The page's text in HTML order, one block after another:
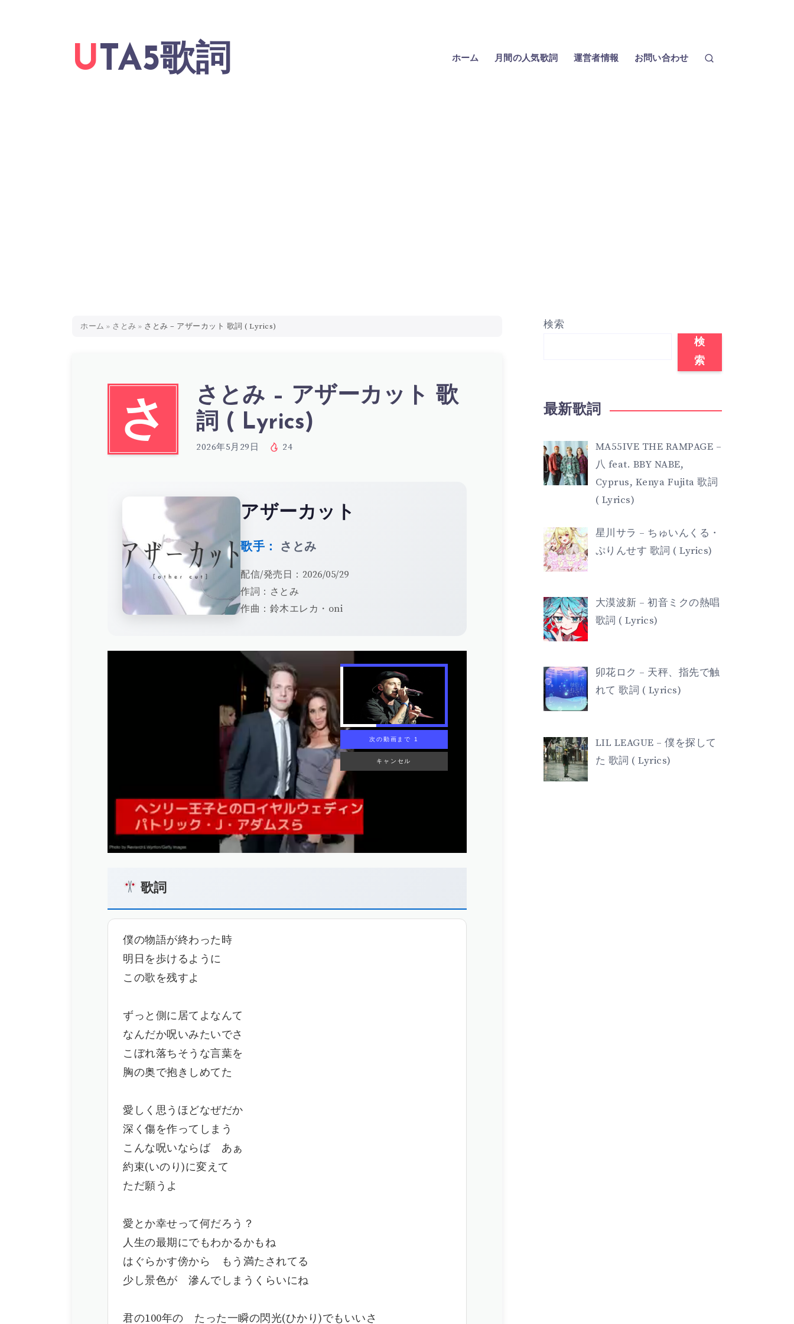
UTA5歌詞 ホーム 月間の人気歌詞 運営者情報 お問い合わせ
ホーム » さとみ » さとみ – アザーカット 歌詞 ( Lyrics)
さ
さとみ – アザーカット 歌
詞 ( Lyrics)
2026年5月29日 24
アザーカット
歌手： さとみ
配信/発売日：2026/05/29
作詞：さとみ
作曲：鈴木エレカ・oni
次の動画まで 1
キャンセル
歌詞
僕の物語が終わった時
明日を歩けるように
この歌を残すよ
ずっと側に居てよなんて
なんだか呪いみたいでさ
こぼれ落ちそうな言葉を
胸の奥で抱きしめてた
愛しく思うほどなぜだか
深く傷を作ってしまう
こんな呪いならば あぁ
約束(いのり)に変えて
ただ願うよ
愛とか幸せって何だろう？
人生の最期にでもわかるかもね
はぐらかす傍から もう満たされてる
少し景色が 滲んでしまうくらいにね
君の100年の たった一瞬の閃光(ひかり)でもいいさ
検索
検
索
最新歌詞
MA55IVE THE RAMPAGE –
八 feat. BBY NABE,
Cyprus, Kenya Fujita 歌詞
( Lyrics)
星川サラ – ちゅいんくる・
ぷりんせす 歌詞 ( Lyrics)
大漠波新 – 初音ミクの熱唱
歌詞 ( Lyrics)
卯花ロク – 天秤、指先で触
れて 歌詞 ( Lyrics)
LIL LEAGUE – 僕を探して
た 歌詞 ( Lyrics)